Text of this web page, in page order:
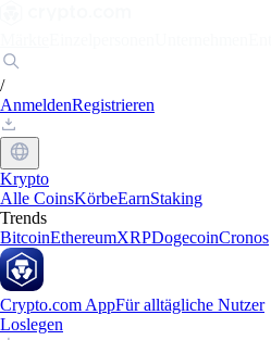
/
AnmeldenRegistrieren
Krypto
Alle CoinsKörbeEarnStaking
Trends
BitcoinEthereumXRPDogecoinCronos
Crypto.com AppFür alltägliche Nutzer
Loslegen